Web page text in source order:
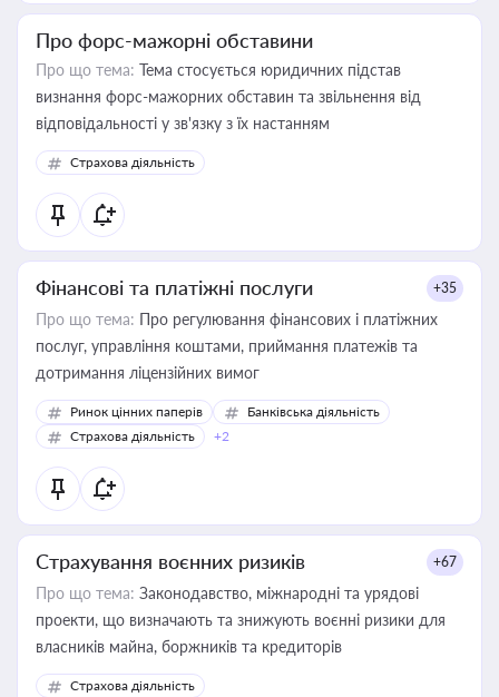
Про форс-мажорні обставини
Про що тема: Тема стосується юридичних підстав
визнання форс-мажорних обставин та звільнення від
відповідальності у зв'язку з їх настанням
Страхова діяльність
Фінансові та платіжні послуги +35
Про що тема: Про регулювання фінансових і платіжних
послуг, управління коштами, приймання платежів та
дотримання ліцензійних вимог
Ринок цінних паперів
Банківська діяльність
Страхова діяльність
+2
Страхування воєнних ризиків +67
Про що тема: Законодавство, міжнародні та урядові
проекти, що визначають та знижують воєнні ризики для
власників майна, боржників та кредиторів
Страхова діяльність